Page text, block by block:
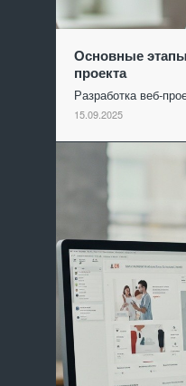
Основные
проекта
Разработка веб-
15.09.2025